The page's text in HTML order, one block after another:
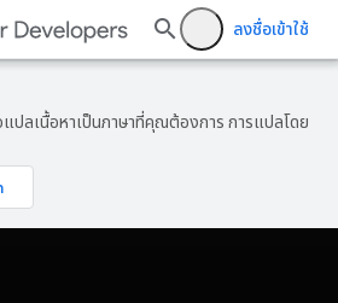
ลงชื่อเข้าใช้
แปลเนื้อหาเป็นภาษาที่คุณต้องการ การแปลโดย